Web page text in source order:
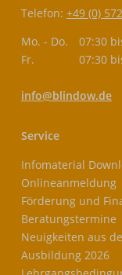
Telefon: +49 (0)
Mo. - Do.
07:30
Fr.
07:30
info@blindow.de
Service
Infomaterial
Onlineanmeldung
Förderung und
Beratungstermine
Neuigkeiten aus
Ausbildung 2026